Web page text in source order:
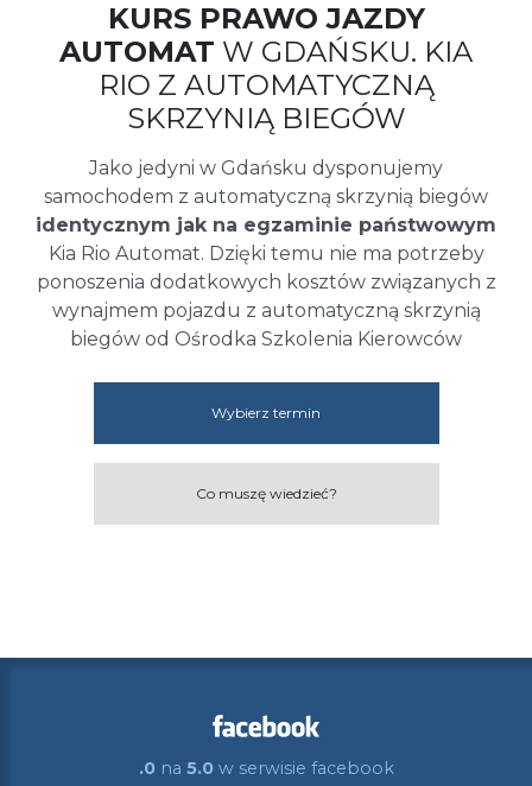
KURS PRAWO JAZDY
AUTOMAT W GDAŃSKU. KIA
RIO Z AUTOMATYCZNĄ
SKRZYNIĄ BIEGÓW
Jako jedyni w Gdańsku dysponujemy
samochodem z automatyczną skrzynią biegów
identycznym jak na egzaminie państwowym
Kia Rio Automat. Dzięki temu nie ma potrzeby
ponoszenia dodatkowych kosztów związanych z
wynajmem pojazdu z automatyczną skrzynią
biegów od Ośrodka Szkolenia Kierowców
Wybierz termin
Co muszę wiedzieć?
.0na 5.0w serwisie facebook